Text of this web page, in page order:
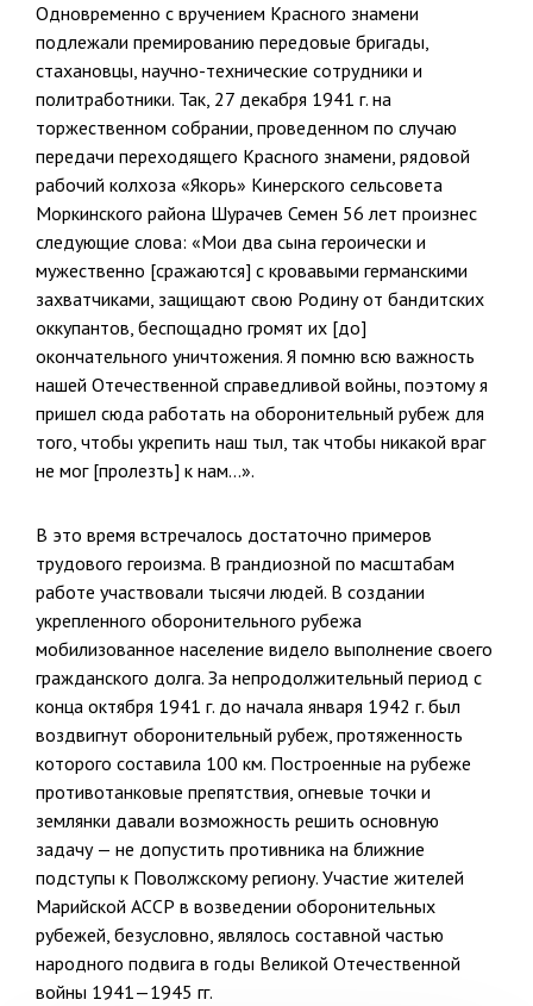
Одновременно с вручением Красного знамени
подлежали премирова­нию передовые бригады,
стахановцы, научно-технические сотрудники и
политработники. Так, 27 декабря 1941 г. на
торжественном собрании, проведенном по случаю
передачи переходящего Красного знамени, рядо­вой
рабочий колхоза «Якорь» Кинерского сельсовета
Моркинского рай­она Шурачев Семен 56 лет произнес
следующие слова: «Мои два сына героически и
мужественно [сражаются] с кровавыми германскими
зах­ватчиками, защищают свою Родину от бандитских
оккупантов, беспощад­но громят их [до]
окончательного уничтожения. Я помню всю важность
нашей Отечественной справедливой войны, поэтому я
пришел сюда работать на оборонительный рубеж для
того, чтобы укрепить наш тыл, так чтобы никакой враг
не мог [пролезть] к нам…».
В это время встречалось достаточно примеров
трудового героизма. В грандиозной по масштабам
работе участвовали тысячи людей. В со­здании
укрепленного оборонительного рубежа
мобилизованное насе­ление видело выполнение своего
гражданского долга. За непродолжи­тельный период с
конца октября 1941 г. до начала января 1942 г. был
воздвигнут оборонительный рубеж, протяженность
которого состави­ла 100 км. Построенные на рубеже
противотанковые препятствия, ог­невые точки и
землянки давали возможность решить основную
задачу — не допустить противника на ближние
подступы к Поволжскому реги­ону. Участие жителей
Марийской АССР в возведении оборонительных
рубежей, безусловно, являлось составной частью
народного подвига в годы Великой Отечественной
войны 1941—1945 гг.